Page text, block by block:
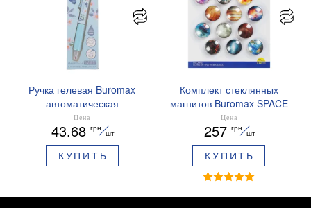
Ручка гелевая Buromax
автоматическая
ARABESKI 0.5 мм
ароматизированный грипп
синие чернила в блистере
BM.8379-02
Цена
43.68 грн
шт
КУПИТЬ
Комплект стеклянных
магнитов Buromax SPACE
12 шт 30 мм BM.0048
Цена
257 грн
шт
КУПИТЬ